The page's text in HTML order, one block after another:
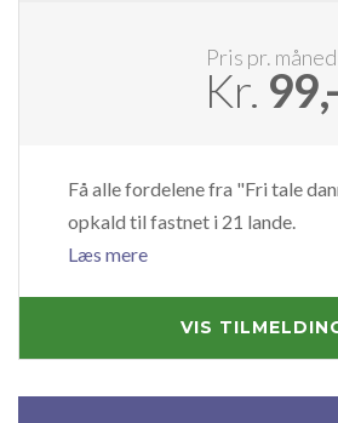
Pris pr. måned
Kr. 99,-
Få alle fordelene fra "Fri tale
opkald til fastnet i 21 lande.
Læs mere
VIS